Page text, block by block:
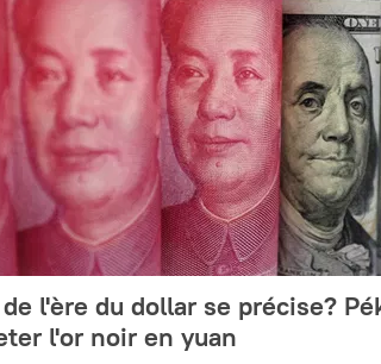
l'ère du dollar se précise?
l'or noir en yuan